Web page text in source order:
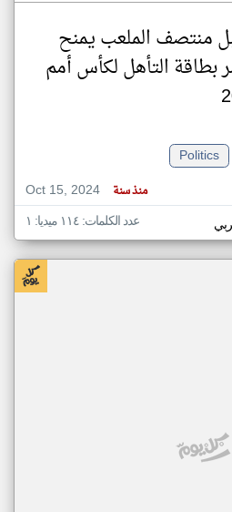
منتصف الملعب يمنح
التأهل لكأس أمم
Politics
Oct 15, 2024
منذ سنة
عدد الكلمات: ١١٤ ميديا: ١